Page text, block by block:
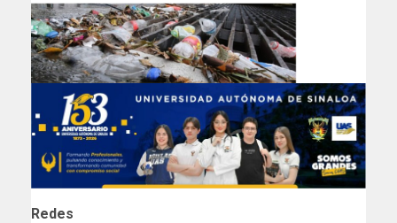
Redes